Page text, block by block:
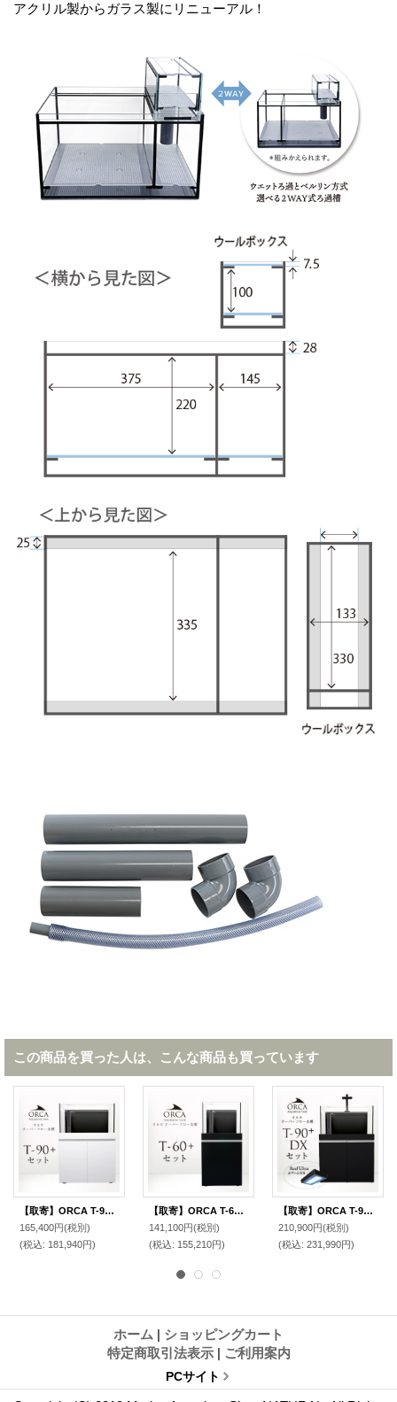
アクリル製からガラス製にリニューアル！
この商品を買った人は、こんな商品も買っています
【取寄】ORCA T-90+ セット 白
165,400円(税別)
(税込: 181,940円)
【取寄】ORCA T-60+ セット 黒
141,100円(税別)
(税込: 155,210円)
【取寄】ORCA T-90+ DXセット 黒
210,900円(税別)
(税込: 231,990円)
ホーム | ショッピングカート
特定商取引法表示 | ご利用案内
PCサイト